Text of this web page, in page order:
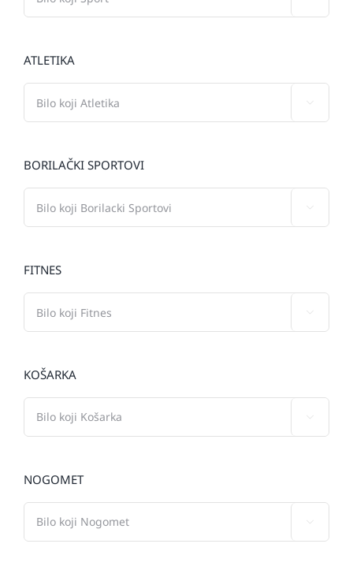
ATLETIKA
BORILAČKI SPORTOVI
FITNES
KOŠARKA
NOGOMET